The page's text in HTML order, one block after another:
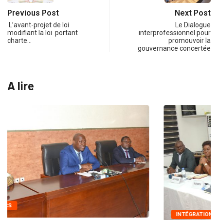
Previous Post
L’avant-projet de loi
modifiant la loi portant
charte…
Next Post
Le Dialogue
interprofessionnel pour
promouvoir la
gouvernance concertée
A lire